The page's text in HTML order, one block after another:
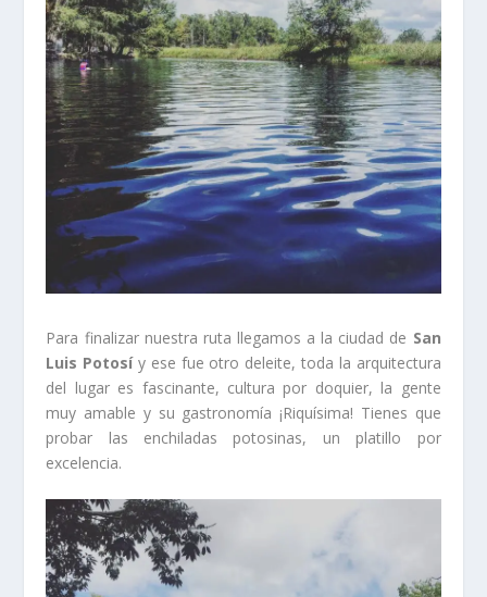
Para finalizar nuestra ruta llegamos a la ciudad de San
Luis Potosíy ese fue otro deleite, toda la arquitectura
del lugar es fascinante, cultura por doquier, la gente
muy amable y su gastronomía ¡Riquísima! Tienes que
probar las enchiladas potosinas, un platillo por
excelencia.